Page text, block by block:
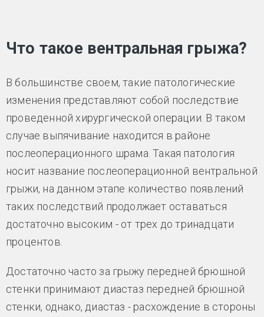
Что такое вентральная грыжа?
В большинстве своем, такие патологические
изменения представляют собой последствие
проведенной хирургической операции. В таком
случае выпячивание находится в районе
послеоперационного шрама. Такая патология
носит название послеоперационной вентральной
грыжи, на данном этапе количество появлений
таких последствий продолжает оставаться
достаточно высоким - от трех до тринадцати
процентов.
Достаточно часто за грыжу передней брюшной
стенки принимают диастаз передней брюшной
стенки, однако, диастаз - расхождение в стороны